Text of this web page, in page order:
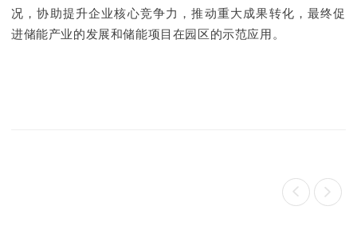
况，协助提升企业核心竞争力，推动重大成果转化，最终促
进储能产业的发展和储能项目在园区的示范应用。
 